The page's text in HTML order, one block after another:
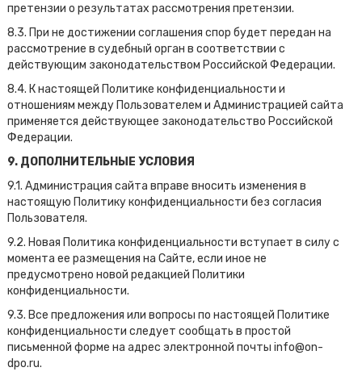
претензии о результатах рассмотрения претензии.
8.3. При не достижении соглашения спор будет передан на
рассмотрение в судебный орган в соответствии с
действующим законодательством Российской Федерации.
8.4. К настоящей Политике конфиденциальности и
отношениям между Пользователем и Администрацией сайта
применяется действующее законодательство Российской
Федерации.
9. ДОПОЛНИТЕЛЬНЫЕ УСЛОВИЯ
9.1. Администрация сайта вправе вносить изменения в
настоящую Политику конфиденциальности без согласия
Пользователя.
9.2. Новая Политика конфиденциальности вступает в силу с
момента ее размещения на Сайте, если иное не
предусмотрено новой редакцией Политики
конфиденциальности.
9.3. Все предложения или вопросы по настоящей Политике
конфиденциальности следует сообщать в простой
письменной форме на адрес электронной почты info@on-
dpo.ru.